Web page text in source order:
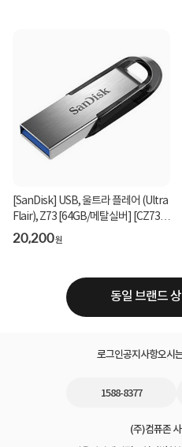
[SanDisk] USB, 울트라 플레어 (Ultra
Flair), Z73 [64GB/메탈실버] [CZ73-
064G-G46...
20,200원
동일 브랜드
로그인공지사항오시
1588-8377
(주)컴퓨존